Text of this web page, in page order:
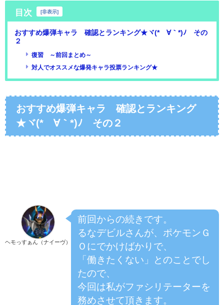
目次 [非表示]
おすすめ爆弾キャラ 確認とランキング★ヾ(*´∀｀*)ﾉ その
２
復習 ～前回まとめ～
対人でオススメな爆発キャラ投票ランキング★
おすすめ爆弾キャラ 確認とランキング
★ヾ(*´∀｀*)ﾉ その２
ヘモっすぁん（ナイーヴ）
前回からの続きです。
るなデビルさんが、ポケモンＧ
Ｏにでかけばかりで、
「働きたくない」とのことでし
たので、
今回は私がファシリテーターを
務めさせて頂きます。